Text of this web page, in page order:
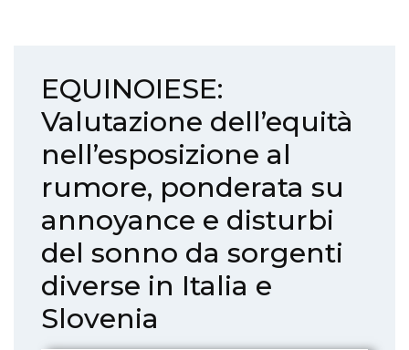
EQUINOIESE:
Valutazione dell’equità
nell’esposizione al
rumore, ponderata su
annoyance e disturbi
del sonno da sorgenti
diverse in Italia e
Slovenia